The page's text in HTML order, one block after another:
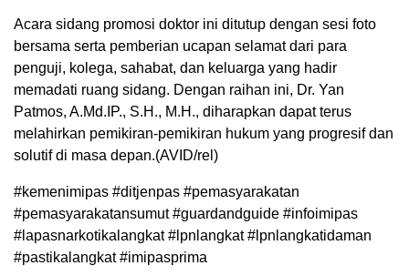
Acara sidang promosi doktor ini ditutup dengan sesi foto
bersama serta pemberian ucapan selamat dari para
penguji, kolega, sahabat, dan keluarga yang hadir
memadati ruang sidang. Dengan raihan ini, Dr. Yan
Patmos, A.Md.IP., S.H., M.H., diharapkan dapat terus
melahirkan pemikiran-pemikiran hukum yang progresif dan
solutif di masa depan.(AVID/rel)
#kemenimipas #ditjenpas #pemasyarakatan
#pemasyarakatansumut #guardandguide #infoimipas
#lapasnarkotikalangkat #lpnlangkat #lpnlangkatidaman
#pastikalangkat #imipasprima